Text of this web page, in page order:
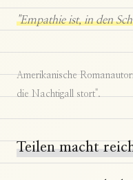
"Empathie ist, in den
Amerikanische
die Nachtigall stort".
Teilen macht